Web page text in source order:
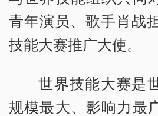
青年演员、歌手肖战
技能大赛推广大使。
世界技能大赛是
规模最大、影响力最